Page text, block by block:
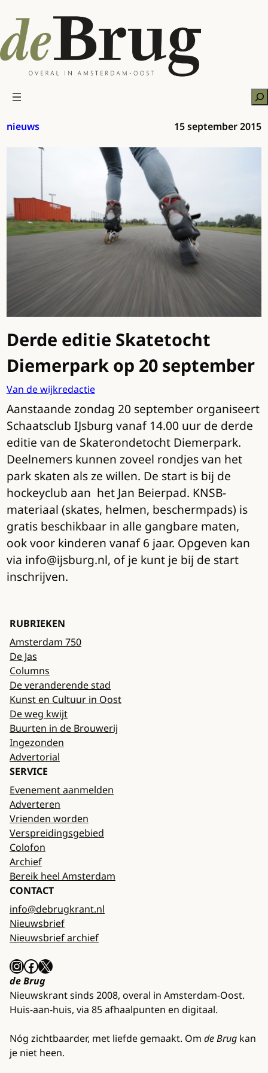
naar
de
inhoud
nieuws 15 september 2015
Derde editie Skatetocht
Diemerpark op 20 september
Van de wijkredactie
Aanstaande zondag 20 september organiseert
Schaatsclub IJsburg vanaf 14.00 uur de derde
editie van de Skaterondetocht Diemerpark.
Deelnemers kunnen zoveel rondjes van het
park skaten als ze willen. De start is bij de
hockeyclub aan het Jan Beierpad. KNSB-
materiaal (skates, helmen, beschermpads) is
gratis beschikbaar in alle gangbare maten,
ook voor kinderen vanaf 6 jaar. Opgeven kan
via info@ijsburg.nl, of je kunt je bij de start
inschrijven.
RUBRIEKEN
Amsterdam 750
De Jas
Columns
De veranderende stad
Kunst en Cultuur in Oost
De weg kwijt
Buurten in de Brouwerij
Ingezonden
Advertorial
SERVICE
Evenement aanmelden
Adverteren
Vrienden worden
Verspreidingsgebied
Colofon
Archief
Bereik heel Amsterdam
CONTACT
info@debrugkrant.nl
Nieuwsbrief
Nieuwsbrief archief
InstagramFacebook X
de Brug
Nieuwskrant sinds 2008, overal in Amsterdam-Oost.
Huis-aan-huis, via 85 afhaalpunten en digitaal.
Nóg zichtbaarder, met liefde gemaakt. Om de Brug kan
je niet heen.